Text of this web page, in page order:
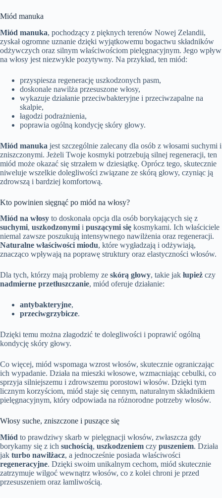
Miód manuka
Miód manuka, pochodzący z pięknych terenów Nowej Zelandii,
zyskał ogromne uznanie dzięki wyjątkowemu bogactwu składników
odżywczych oraz silnym właściwościom pielęgnacyjnym. Jego wpływ
na włosy jest niezwykle pozytywny. Na przykład, ten miód:
przyspiesza regenerację uszkodzonych pasm,
doskonale nawilża przesuszone włosy,
wykazuje działanie przeciwbakteryjne i przeciwzapalne na
skalpie,
łagodzi podrażnienia,
poprawia ogólną kondycję skóry głowy.
Miód manuka jest szczególnie zalecany dla osób z włosami suchymi i
zniszczonymi. Jeżeli Twoje kosmyki potrzebują silnej regeneracji, ten
miód może okazać się strzałem w dziesiątkę. Oprócz tego, skutecznie
niweluje wszelkie dolegliwości związane ze skórą głowy, czyniąc ją
zdrowszą i bardziej komfortową.
Kto powinien sięgnąć po miód na włosy?
Miód na włosy to doskonała opcja dla osób borykających się z
suchymi, uszkodzonymi i puszącymi się kosmykami. Ich właściciele
niemal zawsze poszukują intensywnego nawilżenia oraz regeneracji.
Naturalne właściwości miodu, które wygładzają i odżywiają,
znacząco wpływają na poprawę struktury oraz elastyczności włosów.
Dla tych, którzy mają problemy ze skórą głowy, takie jak łupież czy
nadmierne przetłuszczanie, miód oferuje działanie:
antybakteryjne,
przeciwgrzybicze.
Dzięki temu można złagodzić te dolegliwości i poprawić ogólną
kondycję skóry głowy.
Co więcej, miód wspomaga wzrost włosów, skutecznie ograniczając
ich wypadanie. Działa na mieszki włosowe, wzmacniając cebulki, co
sprzyja silniejszemu i zdrowszemu porostowi włosów. Dzięki tym
licznym korzyściom, miód staje się cennym, naturalnym składnikiem
pielęgnacyjnym, który odpowiada na różnorodne potrzeby włosów.
Włosy suche, zniszczone i puszące się
Miód to prawdziwy skarb w pielęgnacji włosów, zwłaszcza gdy
borykamy się z ich suchością, uszkodzeniem czy puszeniem. Działa
jak turbo nawilżacz, a jednocześnie posiada właściwości
regeneracyjne. Dzięki swoim unikalnym cechom, miód skutecznie
zatrzymuje wilgoć wewnątrz włosów, co z kolei chroni je przed
przesuszeniem oraz łamliwością.